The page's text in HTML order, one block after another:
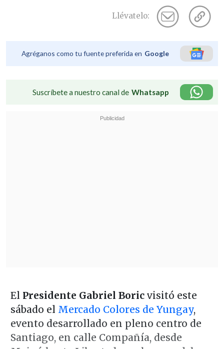
Llévatelo:
Agréganos como tu fuente preferida en Google
Suscríbete a nuestro canal de Whatsapp
El Presidente Gabriel Boricvisitó este
sábado el Mercado Colores de Yungay,
evento desarrollado en pleno centro de
Santiago, en calle Compañía, desde